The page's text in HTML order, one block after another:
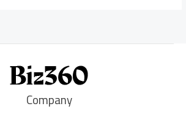
Company